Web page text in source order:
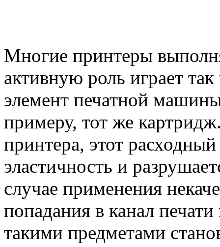
Многие принтеры
активную роль играет
элемент печатной
примеру, тот же
принтера, этот
эластичность и
случае применения
попадания в канал
такими предметами